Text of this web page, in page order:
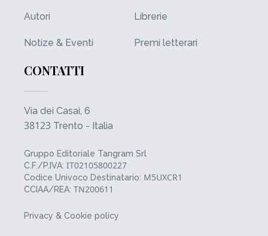
Autori
Notize & Eventi
Librerie
Premi letterari
CONTATTI
Via dei Casai, 6
38123 Trento - Italia
Gruppo Editoriale Tangram Srl
C.F./P.IVA: IT02105800227
Codice Univoco Destinatario: M5UXCR1
CCIAA/REA: TN200611
Privacy & Cookie policy